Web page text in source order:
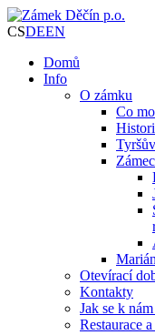
CSDEEN
Domů
Info
O zámku
Co
Otevírací
Kontakty
Jak se k
Restaurace